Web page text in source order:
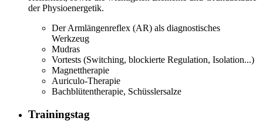
der Physioenergetik.
Der Armlängenreflex (AR) als diagnostisches
Werkzeug
Mudras
Vortests (Switching, blockierte Regulation, Isolation...)
Magnettherapie
Auriculo-Therapie
Bachblütentherapie, Schüsslersalze
Trainingstag